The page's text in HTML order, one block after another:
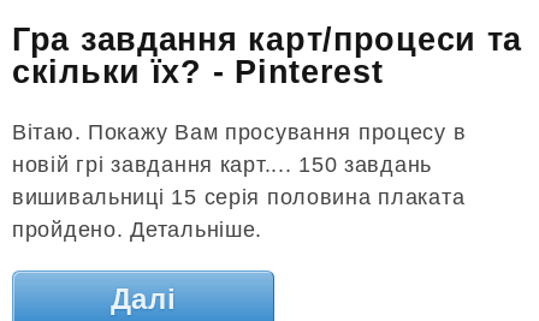
Гра завдання карт/процеси та
скільки їх? - Pinterest
Вітаю. Покажу Вам просування процесу в
новій грі завдання карт.... 150 завдань
вишивальниці 15 серія половина плаката
пройдено. Детальніше.
Далі